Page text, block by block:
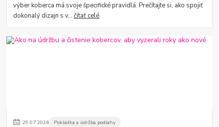
výber koberca má svoje špecifické pravidlá. Prečítajte si, ako spojiť
dokonalý dizajn s v...čítať celé
29.07.2026 Pokládka a údržba podlahy